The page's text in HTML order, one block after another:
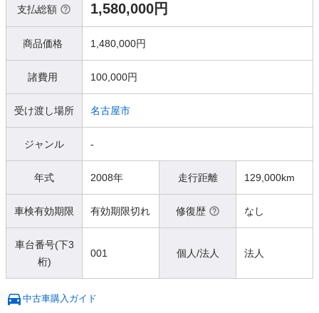
支払総額 1,580,000円
商品価格 1,480,000円
諸費用 100,000円
受け渡し場所 名古屋市
ジャンル -
年式 2008年 走行距離 129,000km
車検有効期限 有効期限切れ 修復歴 なし
車台番号(下3
桁)
001 個人/法人 法人
中古車購入ガイド